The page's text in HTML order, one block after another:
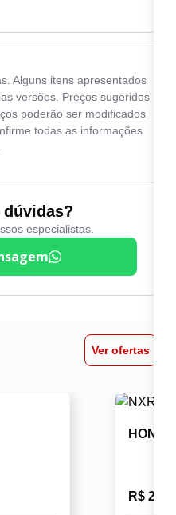
Alguns itens apresentados
versões. Preços sugeridos
poderão ser modificados
todas as informações
especialistas.
Ver ofertas
HONDA
R$